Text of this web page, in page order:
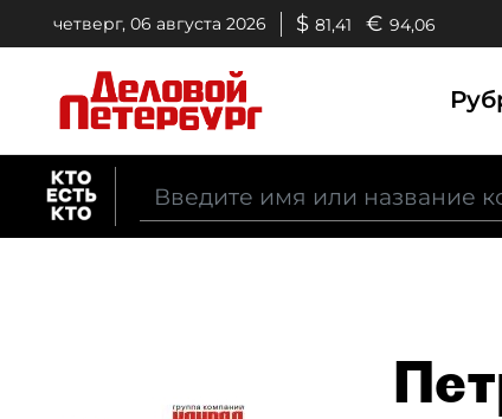
четверг, 06 августа 2026 $ 81,41 € 94,06